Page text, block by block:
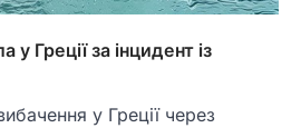
у Греції за інцидент із
у Греції через